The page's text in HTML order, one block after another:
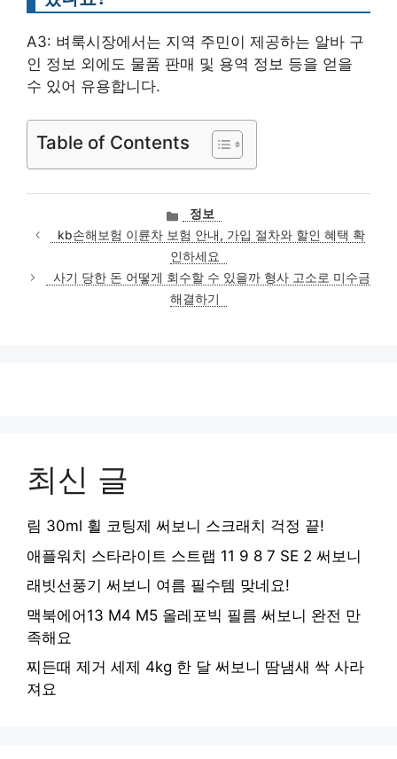
A3: 벼룩시장에서는 지역 주민이 제공하는 알바 구
인 정보 외에도 물품 판매 및 용역 정보 등을 얻을
수 있어 유용합니다.
Table of Contents
카
테
고
리
정보
kb손해보험 이륜차 보험 안내, 가입 절차와 할인 혜택 확
인하세요
사기 당한 돈 어떻게 회수할 수 있을까 형사 고소로 미수금
해결하기
최신 글
림 30ml 휠 코팅제 써보니 스크래치 걱정 끝!
애플워치 스타라이트 스트랩 11 9 8 7 SE 2 써보니
래빗선풍기 써보니 여름 필수템 맞네요!
맥북에어13 M4 M5 올레포빅 필름 써보니 완전 만
족해요
찌든때 제거 세제 4kg 한 달 써보니 땀냄새 싹 사라
져요